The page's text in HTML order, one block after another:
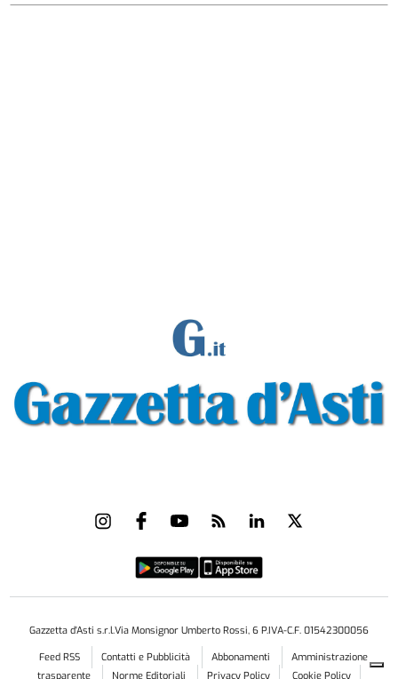
Gazzetta d'Asti s.r.l.Via Monsignor Umberto Rossi, 6 P.IVA-C.F. 01542300056
Feed RSS
Contatti e Pubblicità Abbonamenti
Amministrazione
trasparente
Norme Editoriali Privacy Policy Cookie Policy